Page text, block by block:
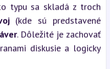
typu sa skladá z troch
(kde sú predstavené
. Dôležité je zachovať
diskusie a logicky